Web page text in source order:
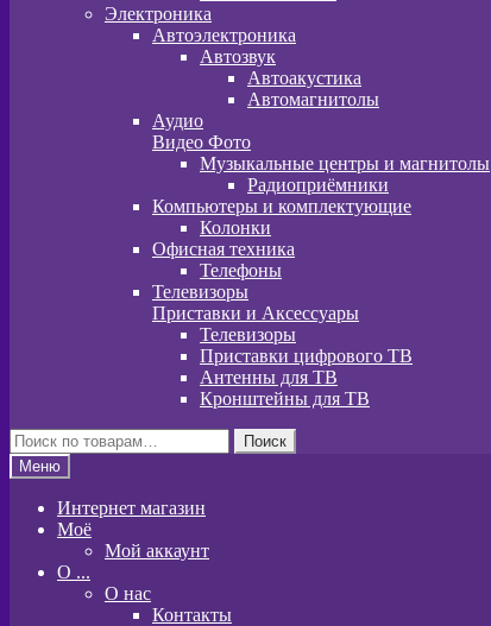
Электроника
Автоэлектроника
Автозвук
Автоакустика
Автомагнитолы
Аудио
Видео Фото
Музыкальные центры и магнитолы
Радиоприёмники
Компьютеры и комплектующие
Колонки
Офисная техника
Телефоны
Телевизоры
Приставки и Аксессуары
Телевизоры
Приставки цифрового ТВ
Антенны для ТВ
Кронштейны для ТВ
Искать:
Поиск
Меню
Интернет магазин
Моё
Мой аккаунт
O ...
О нас
Контакты